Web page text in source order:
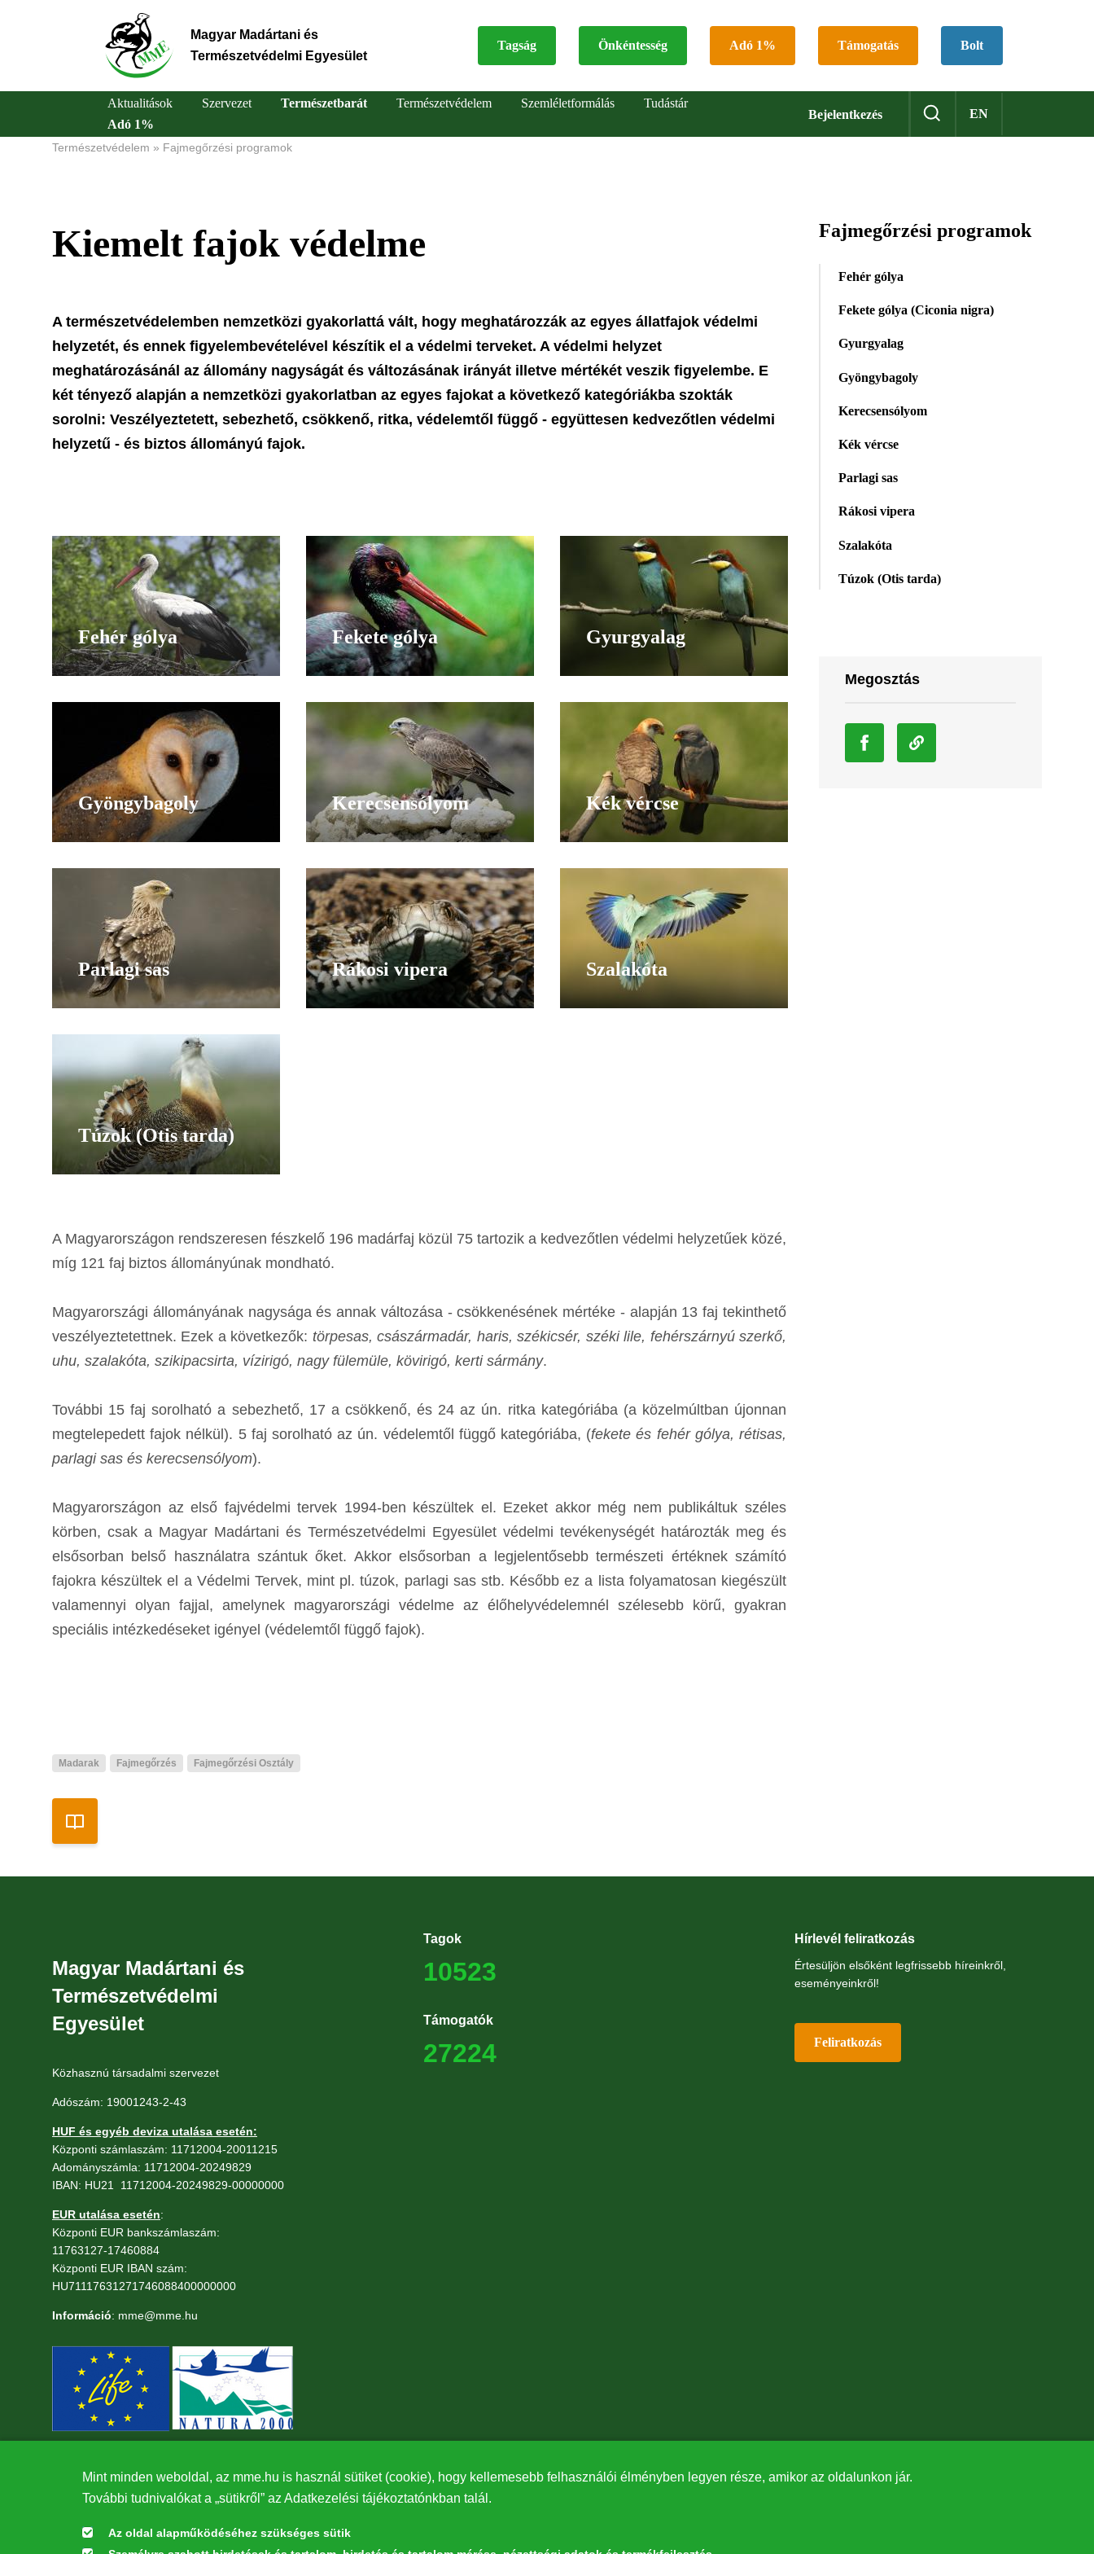
Magyar Madártani és
Természetvédelmi Egyesület
Top
Tagság Önkéntesség Adó 1% Támogatás Bolt
Bejelentkezés EN
Main
Aktualitások Szervezet Természetbarát Természetvédelem Szemléletformálás
Tudástár
Adó 1%
Természetvédelem Fajmegőrzési programok
Kiemelt fajok védelme
A természetvédelemben nemzetközi gyakorlattá vált, hogy meghatározzák az egyes állatfajok védelmi
helyzetét, és ennek figyelembevételével készítik el a védelmi terveket. A védelmi helyzet
meghatározásánál az állomány nagyságát és változásának irányát illetve mértékét veszik figyelembe. E
két tényező alapján a nemzetközi gyakorlatban az egyes fajokat a következő kategóriákba szokták
sorolni: Veszélyeztetett, sebezhető, csökkenő, ritka, védelemtől függő - együttesen kedvezőtlen védelmi
helyzetű - és biztos állományú fajok.
Fehér gólya Fekete gólya Gyurgyalag
Gyöngybagoly Kerecsensólyom Kék vércse
Parlagi sas Rákosi vipera Szalakóta
Túzok (Otis tarda)
A Magyarországon rendszeresen fészkelő 196 madárfaj közül 75 tartozik a kedvezőtlen védelmi helyzetűek közé,
míg 121 faj biztos állományúnak mondható.
Magyarországi állományának nagysága és annak változása - csökkenésének mértéke - alapján 13 faj tekinthető
veszélyeztetettnek. Ezek a következők: törpesas, császármadár, haris, székicsér, széki lile, fehérszárnyú szerkő,
uhu, szalakóta, szikipacsirta, vízirigó, nagy fülemüle, kövirigó, kerti sármány.
További 15 faj sorolható a sebezhető, 17 a csökkenő, és 24 az ún. ritka kategóriába (a közelmúltban újonnan
megtelepedett fajok nélkül). 5 faj sorolható az ún. védelemtől függő kategóriába, (fekete és fehér gólya, rétisas,
parlagi sas és kerecsensólyom).
Magyarországon az első fajvédelmi tervek 1994-ben készültek el. Ezeket akkor még nem publikáltuk széles
körben, csak a Magyar Madártani és Természetvédelmi Egyesület védelmi tevékenységét határozták meg és
elsősorban belső használatra szántuk őket. Akkor elsősorban a legjelentősebb természeti értéknek számító
fajokra készültek el a Védelmi Tervek, mint pl. túzok, parlagi sas stb. Később ez a lista folyamatosan kiegészült
valamennyi olyan fajjal, amelynek magyarországi védelme az élőhelyvédelemnél szélesebb körű, gyakran
speciális intézkedéseket igényel (védelemtől függő fajok).
Madarak Fajmegőrzés Fajmegőrzési Osztály
Fajmegőrzési programok
Fehér gólya
Fekete gólya (Ciconia nigra)
Gyurgyalag
Gyöngybagoly
Kerecsensólyom
Kék vércse
Parlagi sas
Rákosi vipera
Szalakóta
Túzok (Otis tarda)
Megosztás
Magyar Madártani és
Természetvédelmi
Egyesület
Közhasznú társadalmi szervezet
Adószám: 19001243-2-43
HUF és egyéb deviza utalása esetén:
Központi számlaszám: 11712004-20011215
Adományszámla: 11712004-20249829
IBAN: HU21 11712004-20249829-00000000
EUR utalása esetén:
Központi EUR bankszámlaszám:
11763127-17460884
Központi EUR IBAN szám:
HU71117631271746088400000000
Információ: mme@mme.hu
Tagok
10523
Támogatók
27224
Hírlevél feliratkozás
Értesüljön elsőként legfrissebb híreinkről,
eseményeinkről!
Feliratkozás
Mint minden weboldal, az mme.hu is használ sütiket (cookie), hogy kellemesebb felhasználói élményben legyen része, amikor az oldalunkon jár.
További tudnivalókat a „sütikről” az Adatkezelési tájékoztatónkban talál.
Az oldal alapműködéséhez szükséges sütik